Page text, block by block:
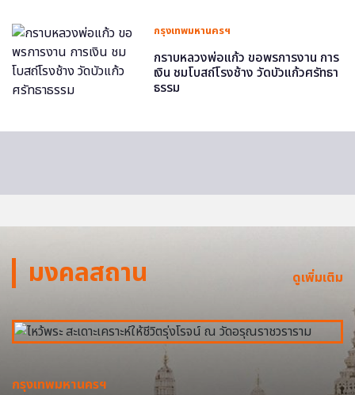
กรุงเทพมหานครฯ
กราบหลวงพ่อแก้ว ขอพรการงาน การ
เงิน ชมโบสถ์โรงช้าง วัดบัวแก้วศรัทธา
ธรรม
มงคลสถาน ดูเพิ่มเติม
กรุงเทพมหานครฯ